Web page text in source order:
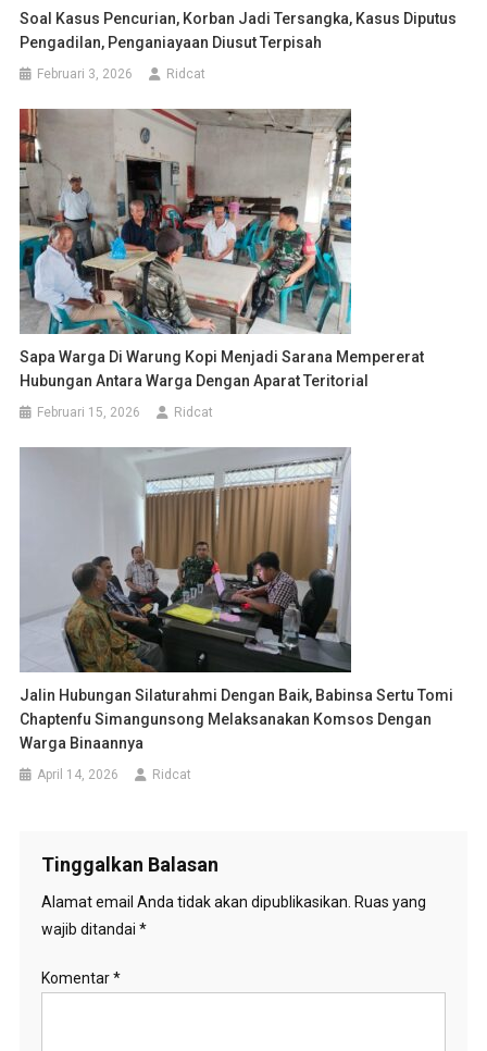
Soal Kasus Pencurian, Korban Jadi Tersangka, Kasus Diputus
Pengadilan, Penganiayaan Diusut Terpisah
Februari 3, 2026 Ridcat
Sapa Warga Di Warung Kopi Menjadi Sarana Mempererat
Hubungan Antara Warga Dengan Aparat Teritorial
Februari 15, 2026 Ridcat
Jalin Hubungan Silaturahmi Dengan Baik, Babinsa Sertu Tomi
Chaptenfu Simangunsong Melaksanakan Komsos Dengan
Warga Binaannya
April 14, 2026 Ridcat
Tinggalkan Balasan
Alamat email Anda tidak akan dipublikasikan. Ruas yang
wajib ditandai *
Komentar*